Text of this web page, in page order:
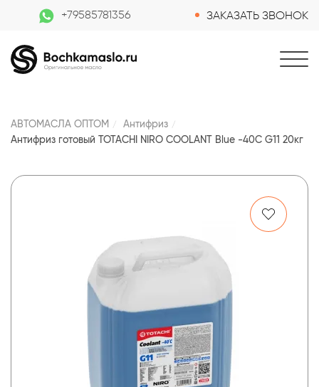
+79585781356 ЗАКАЗАТЬ ЗВОНОК
АВТОМАСЛА ОПТОМ
Антифриз
Антифриз готовый TOTACHI NIRO COOLANT Blue -40C G11 20кг